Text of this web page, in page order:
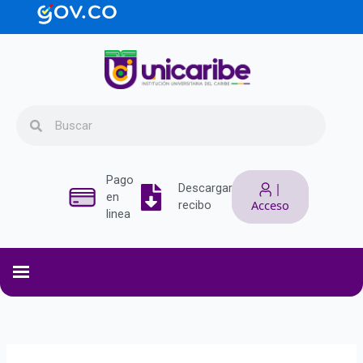
contenido
Pago
en
linea
Descargar
recibo
|
Acceso